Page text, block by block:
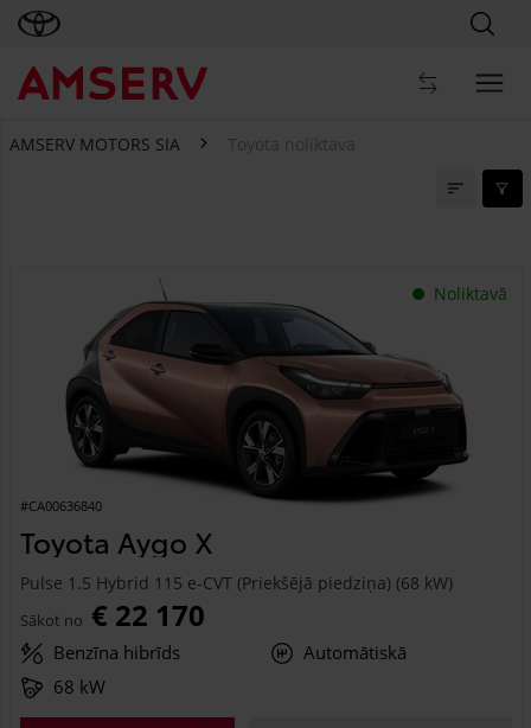
AMSERV MOTORS SIA Toyota noliktava
Noliktavā
#CA00636840
Toyota Aygo X
Pulse 1.5 Hybrid 115 e-CVT (Priekšējā piedziņa) (68 kW)
Sākot no € 22 170
Benzīna hibrīds
Automātiskā
68 kW